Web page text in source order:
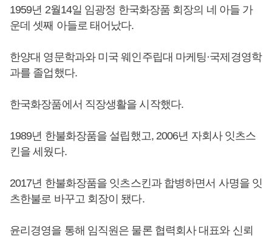
1959년 2월14일 임광정 한국화장품 회장의 네 아들 가
운데 셋째 아들로 태어났다.
한양대 영문학과와 미국 웨인주립대 마케팅·국제경영학
과를 졸업했다.
한국화장품에서 직장생활을 시작했다.
1989년 한불화장품을 설립했고, 2006년 자회사 잇츠스
킨을 세웠다.
2017년 한불화장품을 잇츠스킨과 합병하면서 사명을 잇
츠한불로 바꾸고 회장이 됐다.
윤리경영을 통해 임직원은 물론 협력회사 대표와 신뢰